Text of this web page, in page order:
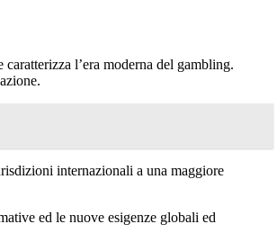
l’era moderna del gambling.
internazionali a una maggiore
ed le nuove esigenze globali ed